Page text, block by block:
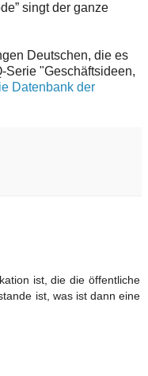
singt der ganze
Deutschen, die es
Serie "Geschäftsideen,
Datenbank der
ist, die die öffentliche
ist, was ist dann eine